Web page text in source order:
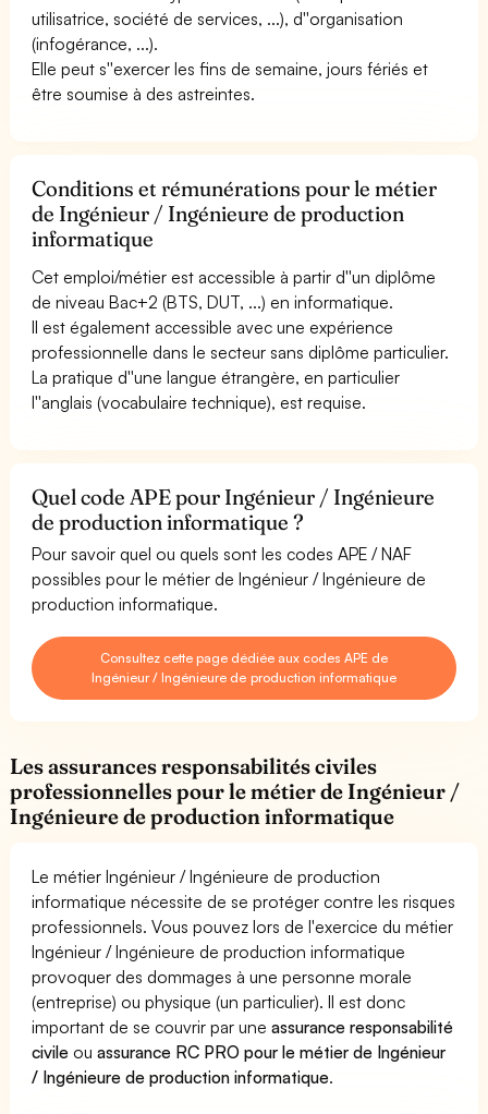
utilisatrice, société de services, ...), d''organisation
(infogérance, ...).
Elle peut s''exercer les fins de semaine, jours fériés et
être soumise à des astreintes.
Conditions et rémunérations pour le métier
de Ingénieur / Ingénieure de production
informatique
Cet emploi/métier est accessible à partir d''un diplôme
de niveau Bac+2 (BTS, DUT, ...) en informatique.
Il est également accessible avec une expérience
professionnelle dans le secteur sans diplôme particulier.
La pratique d''une langue étrangère, en particulier
l''anglais (vocabulaire technique), est requise.
Quel code APE pour Ingénieur / Ingénieure
de production informatique ?
Pour savoir quel ou quels sont les codes APE / NAF
possibles pour le métier de Ingénieur / Ingénieure de
production informatique.
Consultez cette page dédiée aux codes APE de
Ingénieur / Ingénieure de production informatique
Les assurances responsabilités civiles
professionnelles pour le métier de Ingénieur /
Ingénieure de production informatique
Le métier Ingénieur / Ingénieure de production
informatique nécessite de se protéger contre les risques
professionnels. Vous pouvez lors de l'exercice du métier
Ingénieur / Ingénieure de production informatique
provoquer des dommages à une personne morale
(entreprise) ou physique (un particulier). Il est donc
important de se couvrir par uneassurance responsabilité
civile ouassurance RC PRO pour le métier de Ingénieur
/ Ingénieure de production informatique.